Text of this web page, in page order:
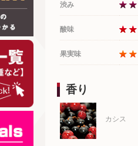
渋み
酸味
果実味
香り
カシス